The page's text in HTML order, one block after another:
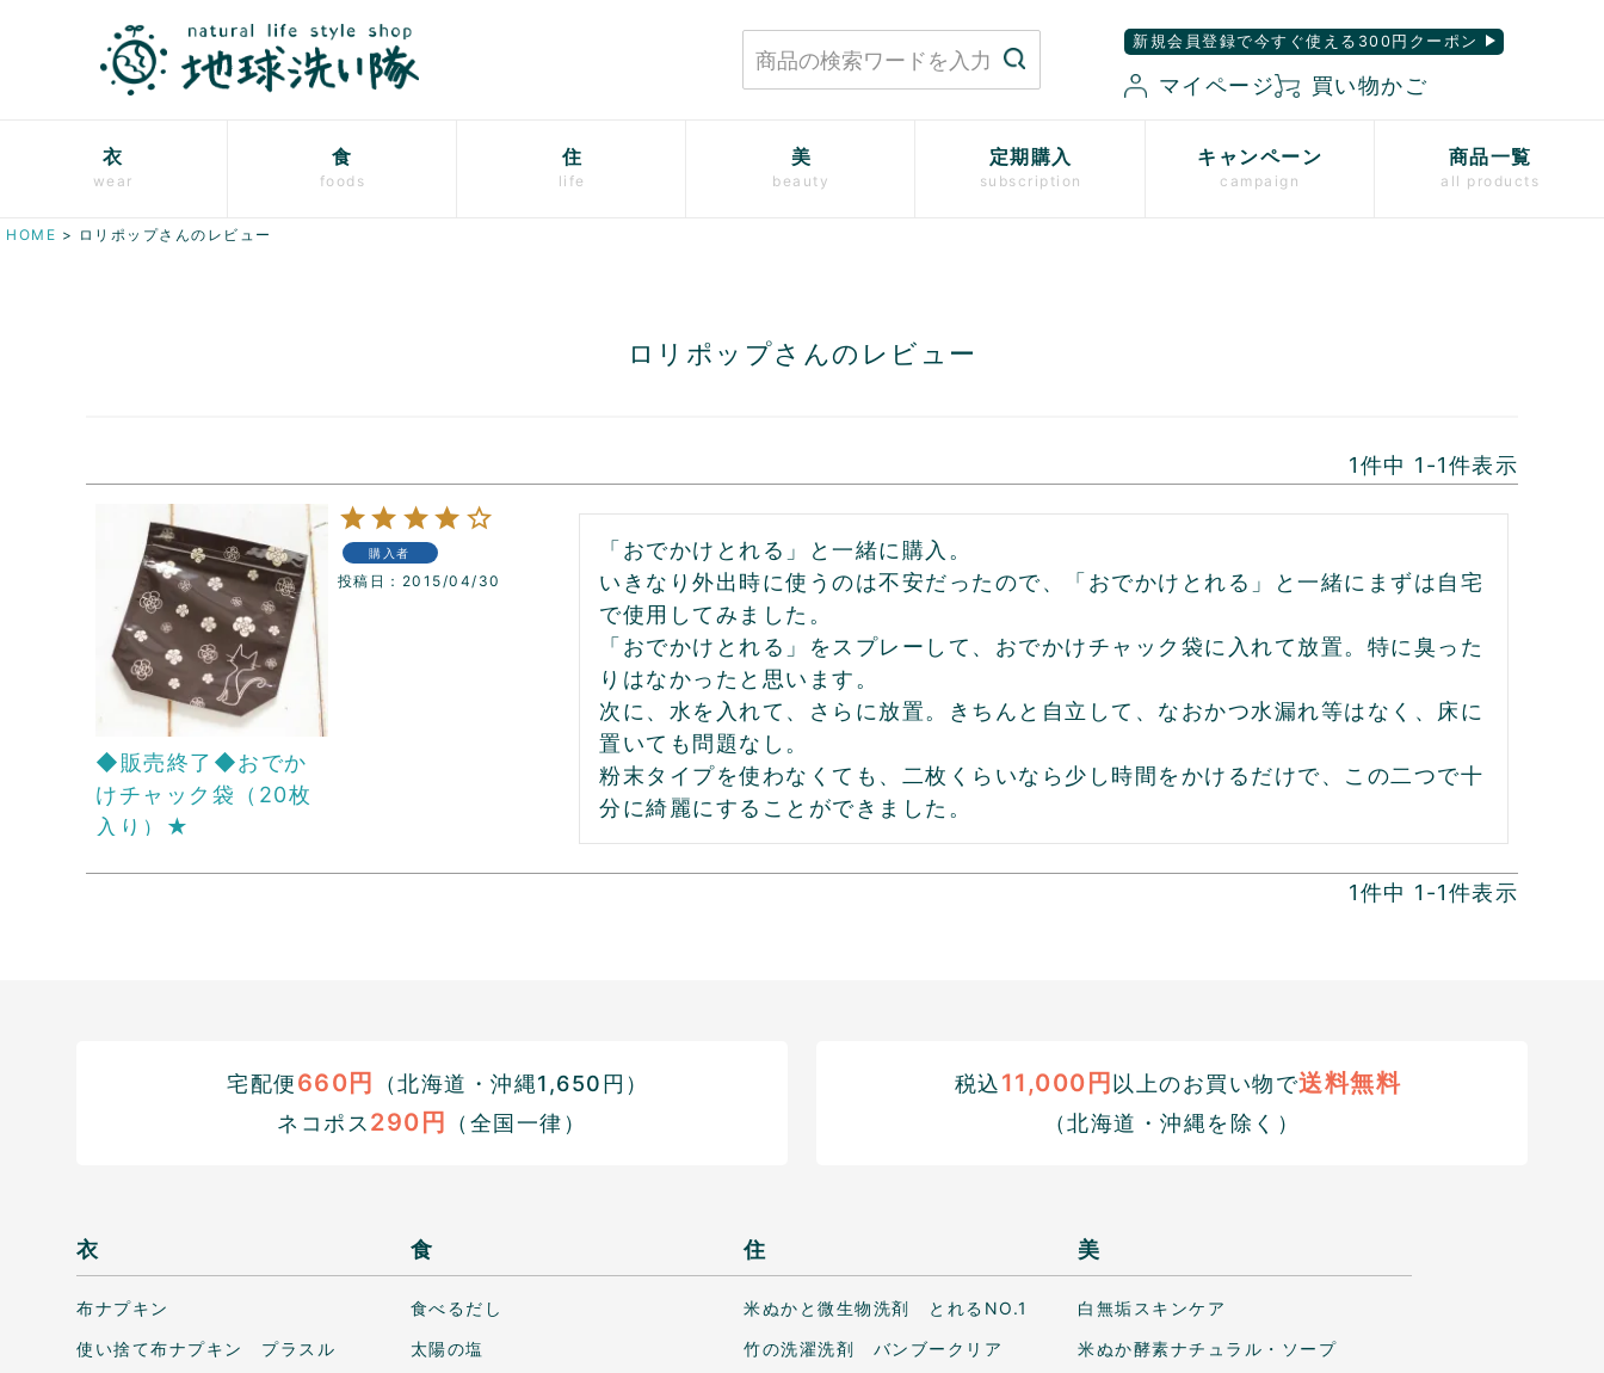
新規会員登録で今すぐ使える300円クーポン
マイページ 買い物かご
衣
wear
食
foods
住
life
美
beauty
定期購入
subscription
キャンペーン
campaign
商品一覧
all products
HOME ロリポップさんのレビュー
ロリポップさんのレビュー
1件中 1 -1件表示
◆販売終了◆おでか
けチャック袋（20枚
入り）★
購入者
投稿日 2015/04/30
「おでかけとれる」と一緒に購入。
いきなり外出時に使うのは不安だったので、「おでかけとれる」と一緒にまずは自宅
で使用してみました。
「おでかけとれる」をスプレーして、おでかけチャック袋に入れて放置。特に臭った
りはなかったと思います。
次に、水を入れて、さらに放置。きちんと自立して、なおかつ水漏れ等はなく、床に
置いても問題なし。
粉末タイプを使わなくても、二枚くらいなら少し時間をかけるだけで、この二つで十
分に綺麗にすることができました。
1件中 1 -1件表示
宅配便660円
（北海道・沖縄1,650円）
ネコポス 290円 （全国一律）
税込11,000円 以上のお買い物で送料無料
（北海道・沖縄を除く）
衣
布ナプキン
使い捨て布ナプキン プラスル
食
食べるだし
太陽の塩
住
米ぬかと微生物洗剤 とれるNO.1
竹の洗濯洗剤 バンブークリア
美
白無垢スキンケア
米ぬか酵素ナチュラル・ソープ